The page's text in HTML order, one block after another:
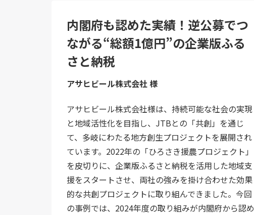
内閣府も認めた実績！逆公募でつ
ながる“総額1億円”の企業版ふる
さと納税
アサヒビール株式会社 様
アサヒビール株式会社様は、持続可能な社会の実現
と地域活性化を目指し、JTBとの「共創」を通じ
て、多岐にわたる地方創生プロジェクトを展開され
ています。2022年の「ひろさき援農プロジェクト」
を皮切りに、企業版ふるさと納税を活用した地域支
援をスタートさせ、両社の強みを掛け合わせた効果
的な共創プロジェクトに取り組んできました。今回
の事例では、2024年度の取り組みが内閣府から認め